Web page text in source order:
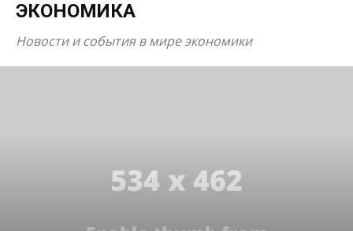
ISM
ЭКОНОМИКА
Новости и события в мире экономики